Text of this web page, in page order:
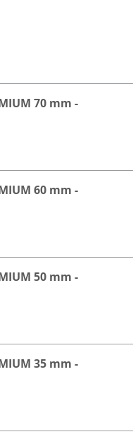
70 mm -
60 mm -
50 mm -
35 mm -